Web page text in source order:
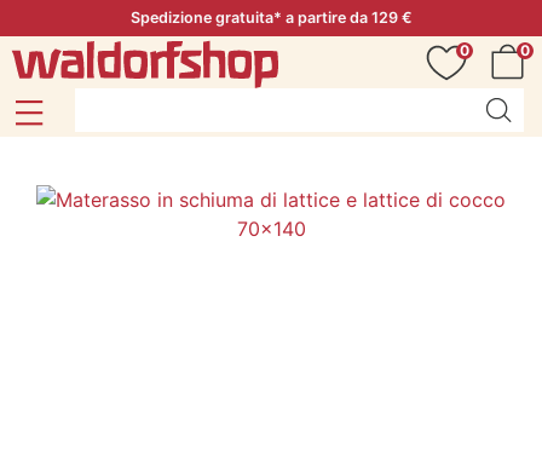
Spedizione gratuita* a partire da 129 €
0
0